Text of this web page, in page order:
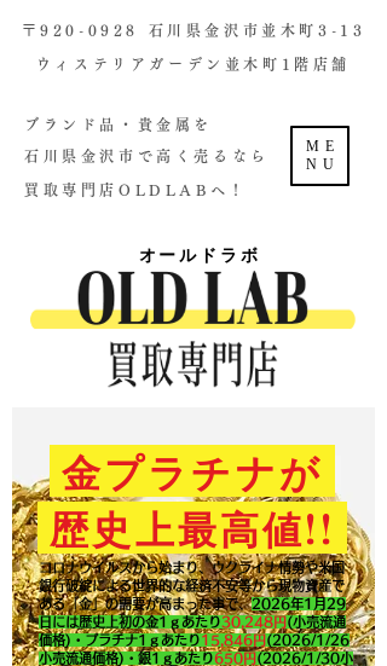
ME
NU
金プラチナが
歴史上最高値!!
コロナウイルスから始まり、ウクライナ情勢や米国
銀行破綻による世界的な経済不安等から現物資産で
ある「金」の需要が高まった事で、2026年1月29
日には歴史上初の金1ｇあたり30,248円 (小売流通
価格)・プラチナ1ｇあたり15,846円 (2026/1/26
小売流通価格)・銀1ｇあたり650円 (2026/1/30小
​〒920-0928 石川県金沢市並木町3-13
ウィステリアガーデン並木町1階店舗​
ブランド品・貴金属を
石川県金沢市で高く売るなら
買取専門店OLDLABへ！
オールドラボ